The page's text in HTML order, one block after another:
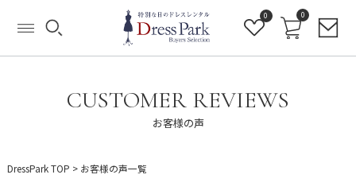
0 0
CUSTOMER REVIEWS
お客様の声
DressPark TOP > お客様の声一覧